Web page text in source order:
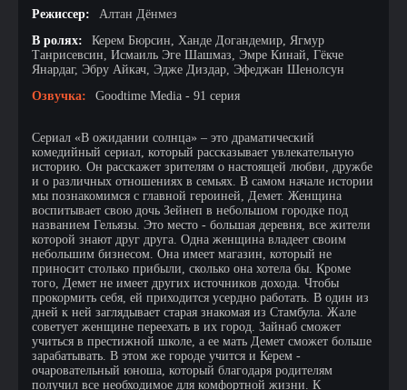
Режиссер:
Алтан Дёнмез
В ролях:
Керем Бюрсин, Ханде Догандемир, Ягмур
Танрисевсин, Исмаиль Эге Шашмаз, Эмре Кинай, Гёкче
Янардаг, Эбру Айкач, Эдже Диздар, Эфеджан Шенолсун
Озвучка:
Goodtime Media - 91 серия
Сериал «В ожидании солнца» – это драматический
комедийный сериал, который рассказывает увлекательную
историю. Он расскажет зрителям о настоящей любви, дружбе
и о различных отношениях в семьях. В самом начале истории
мы познакомимся с главной героиней, Демет. Женщина
воспитывает свою дочь Зейнеп в небольшом городке под
названием Гельязы. Это место - большая деревня, все жители
которой знают друг друга. Одна женщина владеет своим
небольшим бизнесом. Она имеет магазин, который не
приносит столько прибыли, сколько она хотела бы. Кроме
того, Демет не имеет других источников дохода. Чтобы
прокормить себя, ей приходится усердно работать. В один из
дней к ней заглядывает старая знакомая из Стамбула. Жале
советует женщине переехать в их город. Зайнаб сможет
учиться в престижной школе, а ее мать Демет сможет больше
зарабатывать. В этом же городе учится и Керем -
очаровательный юноша, который благодаря родителям
получил все необходимое для комфортной жизни. К